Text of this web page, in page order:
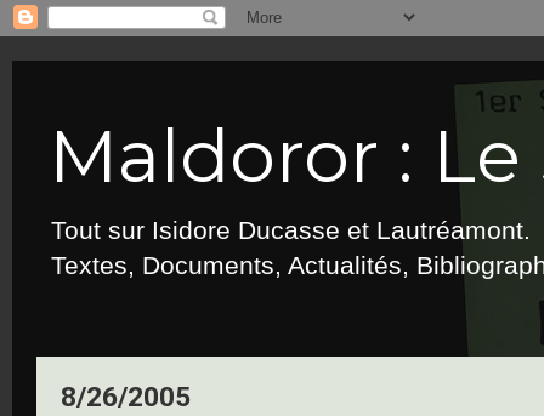
Maldoror : Le
Tout sur Isidore Ducasse et Lautréamont.
Textes, Documents, Actualités,
8/26/2005